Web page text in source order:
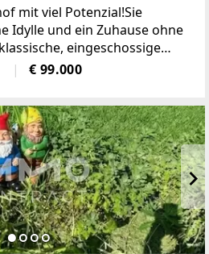
mit viel Potenzial!Sie
Idylle und ein Zuhause ohne
eingeschossige
Weinviertel (Raum
90 m² Wohnfläche alles,
€ 99.000